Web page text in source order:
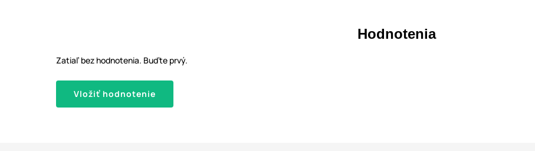
Hodnotenia
Zatiaľ bez hodnotenia. Buďte prvý.
Vložiť hodnotenie